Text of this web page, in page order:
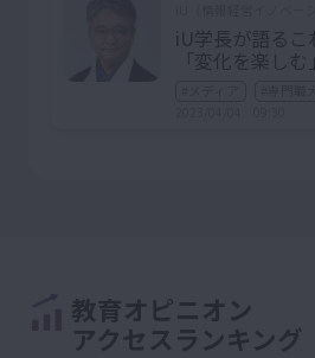
iU学長が語るこ
「変化を楽しむ」
教育オピニオン
アクセスランキング